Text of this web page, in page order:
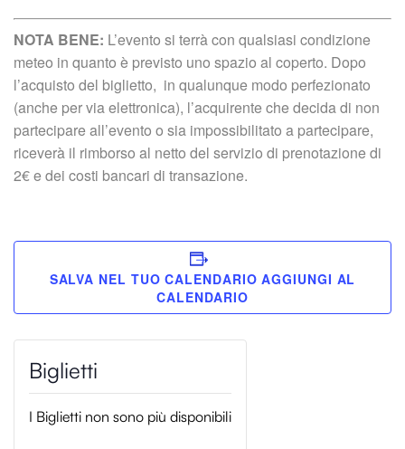
NOTA BENE: L’evento si terrà con qualsiasi condizione
meteo in quanto è previsto uno spazio al coperto. Dopo
l’acquisto del biglietto, in qualunque modo perfezionato
(anche per via elettronica), l’acquirente che decida di non
partecipare all’evento o sia impossibilitato a partecipare,
riceverà il rimborso al netto del servizio di prenotazione di
2€ e dei costi bancari di transazione.
SALVA NEL TUO CALENDARIO
I Biglietti non sono più disponibili